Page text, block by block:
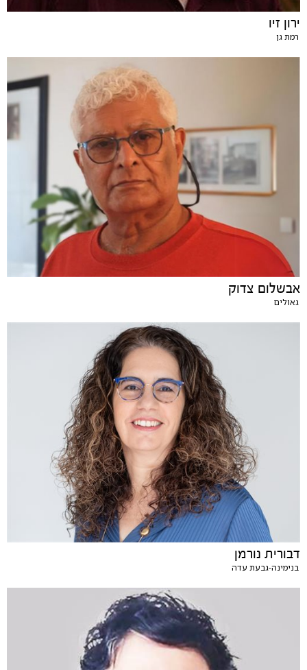
ירון זיו
רמת גן
אבשלום צדוק
גאולים
דבורית נורמן
בנימינה-גבעת עדה